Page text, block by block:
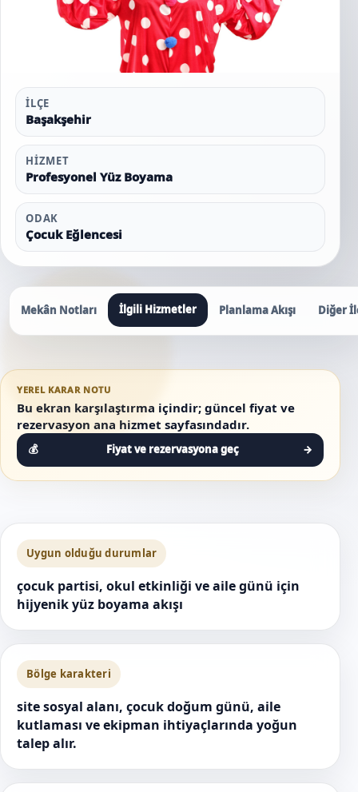
İLÇE
Başakşehir
HIZMET
Profesyonel Yüz Boyama
ODAK
Çocuk Eğlencesi
Mekân Notları İlgili Hizmetler Planlama Akışı Diğer
YEREL KARAR NOTU
Bu ekran karşılaştırma içindir; güncel fiyat ve
rezervasyon ana hizmet sayfasındadır.
Fiyat ve rezervasyona geç →
Uygun olduğu durumlar
çocuk partisi, okul etkinliği ve aile günü için
hijyenik yüz boyama akışı
Bölge karakteri
site sosyal alanı, çocuk doğum günü, aile
kutlaması ve ekipman ihtiyaçlarında yoğun
talep alır.